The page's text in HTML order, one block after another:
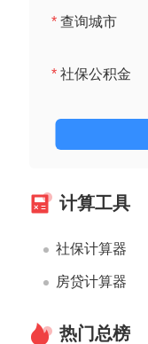
*查询城市
*社保公积金
计算工具
社保计算器
房贷计算器
热门总榜